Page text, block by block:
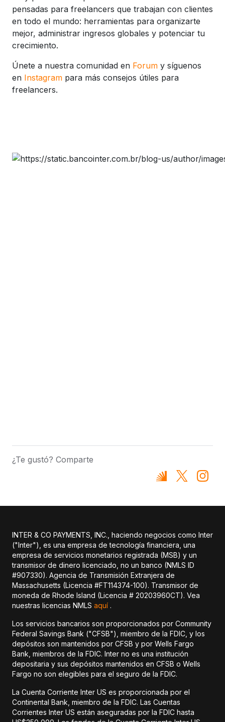
pensadas para freelancers que trabajan con clientes
en todo el mundo: herramientas para organizarte
mejor, administrar ingresos globales y potenciar tu
crecimiento.
Únete a nuestra comunidad en Forum y síguenos
en Instagram para más consejos útiles para
freelancers.
¿Te gustó? Comparte
INTER & CO PAYMENTS, INC., haciendo negocios como Inter
("Inter"), es una empresa de tecnología financiera, una
empresa de servicios monetarios registrada (MSB) y un
transmisor de dinero licenciado, no un banco (NMLS ID
#907330). Agencia de Transmisión Extranjera de
Massachusetts (Licencia #FT114374-100). Transmisor de
moneda de Rhode Island (Licencia # 20203960CT). Vea
nuestras licencias NMLS aquí .
Los servicios bancarios son proporcionados por Community
Federal Savings Bank ("CFSB"), miembro de la FDIC, y los
depósitos son mantenidos por CFSB y por Wells Fargo
Bank, miembros de la FDIC. Inter no es una institución
depositaria y sus depósitos mantenidos en CFSB o Wells
Fargo no son elegibles para el seguro de la FDIC.
La Cuenta Corriente Inter US es proporcionada por el
Continental Bank, miembro de la FDIC. Las Cuentas
Corrientes Inter US están aseguradas por la FDIC hasta